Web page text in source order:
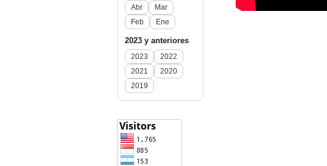
Abr
Mar
Feb
Ene
2023 y anteriores
2023
2022
2021
2020
2019